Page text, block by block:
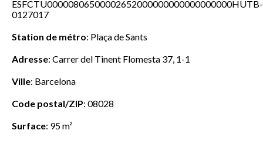
ESFCTU00000806500002652000000000000000000HUTB-
0127017
Station de métro: Plaça de Sants
Adresse: Carrer del Tinent Flomesta 37, 1-1
Ville: Barcelona
Code postal/ZIP: 08028
Surface: 95 m²